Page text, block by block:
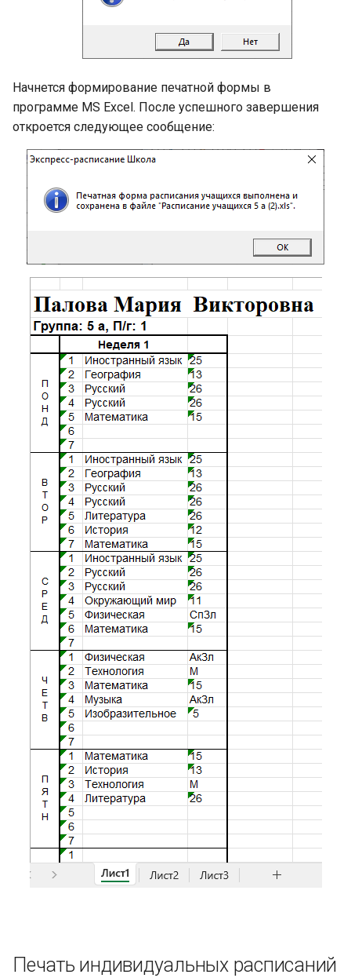
Начнется формирование печатной формы в
программе MS Excel. После успешного завершения
откроется следующее сообщение:
Печать индивидуальных расписаний